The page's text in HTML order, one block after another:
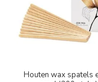
Houten wax spatels